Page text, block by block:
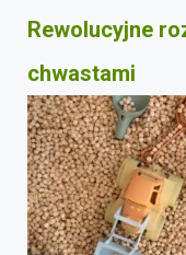
Rewolucyjne
chwastami